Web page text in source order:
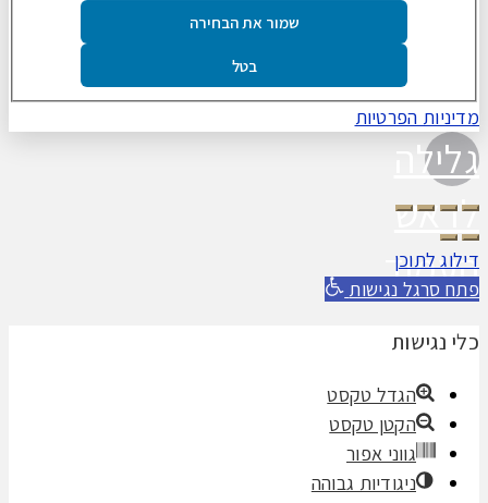
שמור את הבחירה
בטל
מדיניות הפרטיות
גלילה
לראש
העמוד
דילוג לתוכן
פתח סרגל נגישות
כלי נגישות
הגדל טקסט
הקטן טקסט
גווני אפור
ניגודיות גבוהה